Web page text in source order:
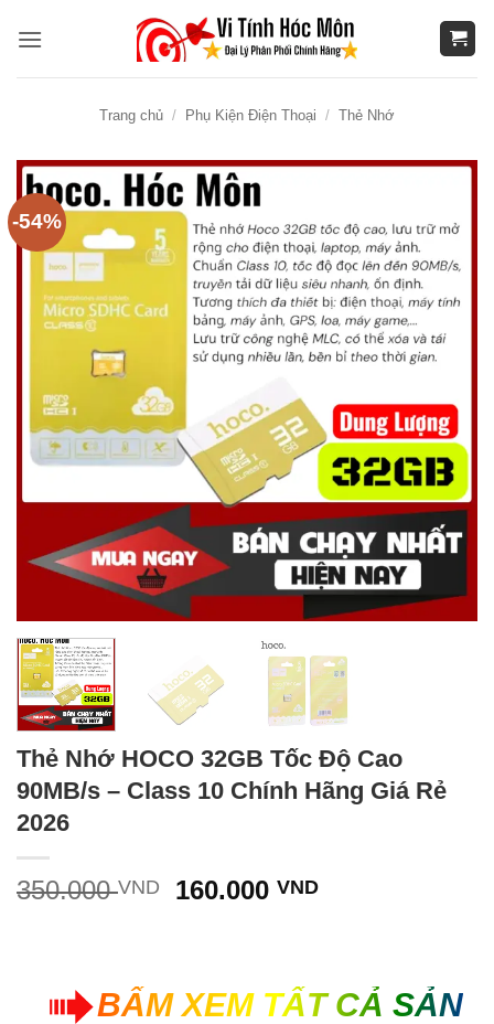
qua
Trang chủ / Phụ Kiện Điện Thoại / Thẻ Nhớ
-54%
Thẻ Nhớ HOCO 32GB Tốc Độ Cao
90MB/s – Class 10 Chính Hãng Giá Rẻ
2026
350.000VND
Giá
160.000VNDGiá
160.000 VND.
BẤM XEM TẤT CẢ SẢN